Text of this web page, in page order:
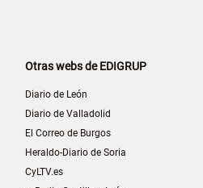
Otras webs de EDIGRUP
Diario de León
Diario de Valladolid
El Correo de Burgos
Heraldo-Diario de Soria
CyLTV.es